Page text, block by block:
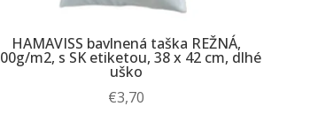
HAMAVISS bavlnená taška REŽNÁ,
m2, s SK etiketou, 38 x 42 cm, dlhé
uško
€3,70